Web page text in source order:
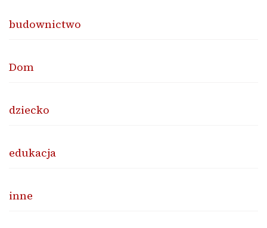
budownictwo
Dom
dziecko
edukacja
inne